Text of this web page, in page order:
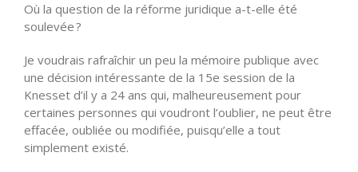
Où la question de la réforme juridique a-t-elle été
soulevée ?
Je voudrais rafraîchir un peu la mémoire publique avec
une décision intéressante de la 15e session de la
Knesset d’il y a 24 ans qui, malheureusement pour
certaines personnes qui voudront l’oublier, ne peut être
effacée, oubliée ou modifiée, puisqu’elle a tout
simplement existé.